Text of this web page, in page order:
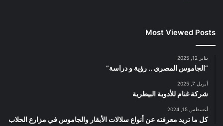
Most Viewed Posts
يناير 12, 2025
“الجاموس المصري .. رؤية و دراسة”
أبريل 7, 2025
شركة غنام للأدوية البيطرية
أغسطس 15, 2024
كل ما تريد معرفته عن أنواع سلالات الأبقار والجاموس في مزارع الحلاب